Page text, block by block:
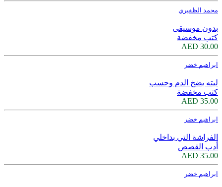
محمد الظفيري
بدون موسيقى
كتب مخفضة
30.00 AED
ابراهيم خضر
ليته يضخ الدم وحسب
كتب مخفضة
35.00 AED
ابراهيم خضر
الفراشة التي بداخلي
أدب القصص
35.00 AED
ابراهيم خضر